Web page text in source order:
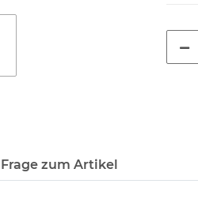
Frage zum Artikel